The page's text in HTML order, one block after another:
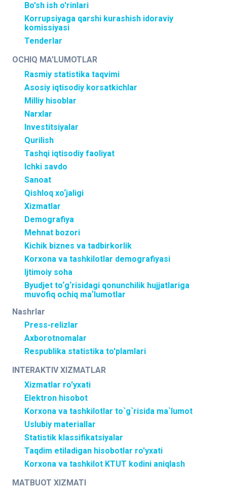
Bo'sh ish o'rinlari
Korrupsiyaga qarshi kurashish idoraviy
komissiyasi
Tenderlar
OCHIQ MA'LUMOTLAR
Rasmiy statistika taqvimi
Asosiy iqtisodiy korsatkichlar
Milliy hisoblar
Narxlar
Investitsiyalar
Qurilish
Tashqi iqtisodiy faoliyat
Ichki savdo
Sanoat
Qishloq xo‘jaligi
Xizmatlar
Demografiya
Mehnat bozori
Kichik biznes va tadbirkorlik
Korxona va tashkilotlar demografiyasi
Ijtimoiy soha
Byudjet to‘g‘risidagi qonunchilik hujjatlariga
muvofiq ochiq maʼlumotlar
Nashrlar
Press-relizlar
Axborotnomalar
Respublika statistika to'plamlari
INTERAKTIV XIZMATLAR
Xizmatlar ro'yxati
Elektron hisobot
Korxona va tashkilotlar to`g`risida ma`lumot
Uslubiy materiallar
Statistik klassifikatsiyalar
Taqdim etiladigan hisobotlar ro'yxati
Korxona va tashkilot KTUT kodini aniqlash
MATBUOT XIZMATI